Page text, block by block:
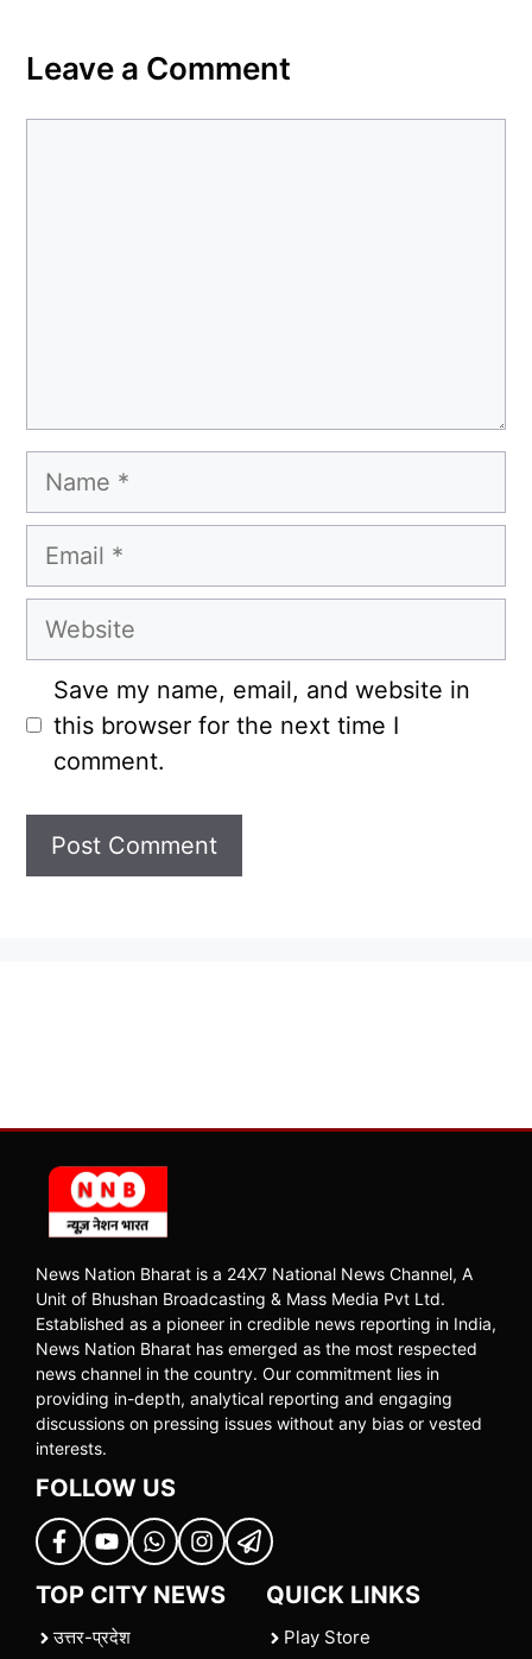
Leave a Comment
Name
Email
Website
Save my name, email, and website in
this browser for the next time I
comment.
News Nation Bharat is a 24X7 National News Channel, A
Unit of Bhushan Broadcasting & Mass Media Pvt Ltd.
Established as a pioneer in credible news reporting in India,
News Nation Bharat has emerged as the most respected
news channel in the country. Our commitment lies in
providing in-depth, analytical reporting and engaging
discussions on pressing issues without any bias or vested
interests.
FOLLOW US
TOP CITY NEWS
उत्तर-प्रदेश
QUICK LINKS
Play Store